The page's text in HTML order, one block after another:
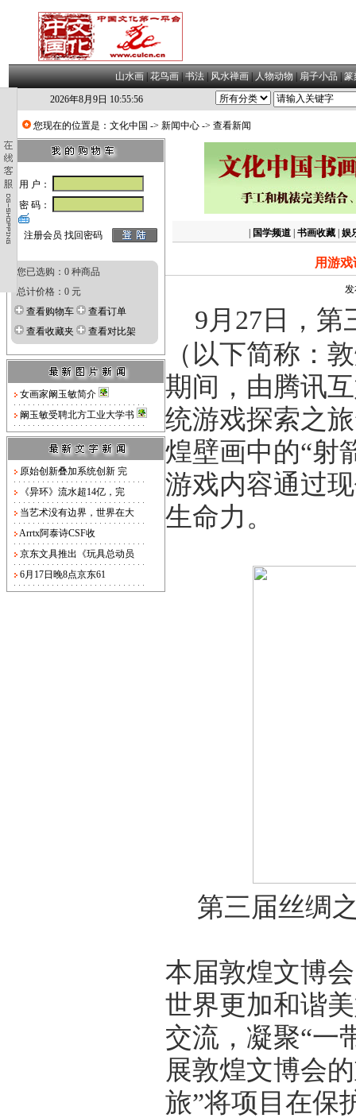
山水画|花鸟画|书法|风水禅画|人物动物|扇子小品|篆
2026年8月9日 10:55:57
您现在的位置是： 文化中国 -> 新闻中心 -> 查看新闻
用 户：
密 码：
注册会员 找回密码
您已选购：0 种商品
总计价格：0 元
查看购物车
查看订单
查看收藏夹
查看对比架
女画家阚玉敏简介
阚玉敏受聘北方工业大学书
原始创新叠加系统创新 完
《异环》流水超14亿，完
当艺术没有边界，世界在大
Arrtx阿泰诗CSF收
京东文具推出《玩具总动员
6月17日晚8点京东61
国学频道| 书画收藏| 娱
用游
发
9月27日，
（以下简称：
期间，由腾讯
统游戏探索之
煌壁画中的“射
游戏内容通过
生命力。
第三届丝绸
本届敦煌文博
世界更加和谐
交流，凝聚“一
展敦煌文博会
旅”将项目在保